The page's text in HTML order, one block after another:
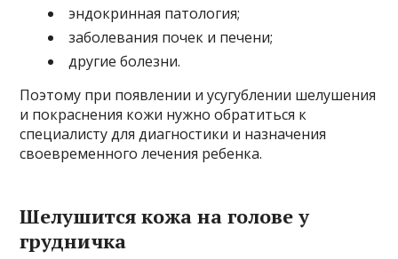
эндокринная патология;
заболевания почек и печени;
другие болезни.
Поэтому при появлении и усугублении шелушения
и покраснения кожи нужно обратиться к
специалисту для диагностики и назначения
своевременного лечения ребенка.
Шелушится кожа на голове у
грудничка